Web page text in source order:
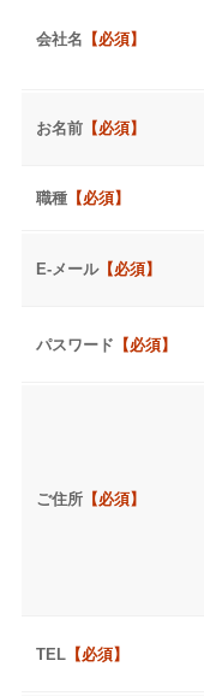
会社名 【必須】
お名前 【必須】
職種 【必須】
E-メール【必須】
パスワード 【必須】
ご住所 【必須】
TEL 【必須】